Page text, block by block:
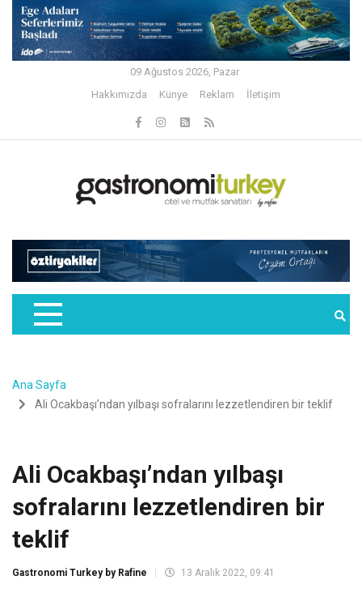
09 Ağustos 2026, Pazar
Hakkımızda
Künye Reklam İletişim
Ana Sayfa
Ali Ocakbaşı’ndan yılbaşı sofralarını lezzetlendiren bir teklif
Ali Ocakbaşı’ndan yılbaşı
sofralarını lezzetlendiren bir
teklif
Gastronomi Turkey by Rafine 13 Aralık 2022, 09:41